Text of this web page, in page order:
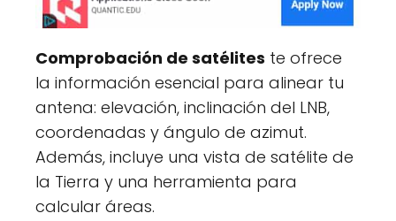
Comprobación de satélites te ofrece
la información esencial para alinear tu
antena: elevación, inclinación del LNB,
coordenadas y ángulo de azimut.
Además, incluye una vista de satélite de
la Tierra y una herramienta para
calcular áreas.